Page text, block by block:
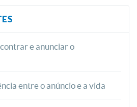
e anunciar o
entre o anúncio e a vida